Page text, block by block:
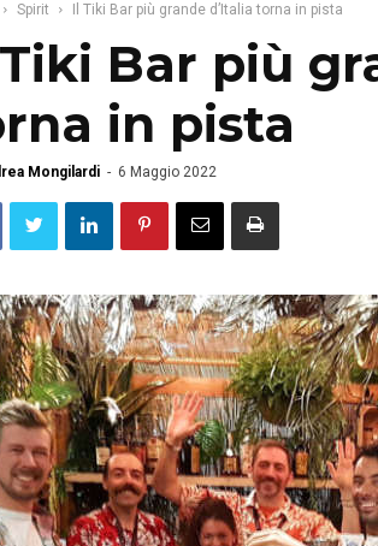
Spirit Il Tiki Bar più grande d’Italia torna in pista
Bar più
in pista
Mongilardi - 6 Maggio 2022